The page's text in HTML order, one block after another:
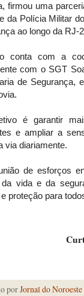
firmou uma
da Polícia Militar
ao longo da RJ-
conta com a
com o SGT
de Segurança,
é garantir
e ampliar a
via diariamente.
de esforços
vida e da
proteção para
porJornal do Noroeste